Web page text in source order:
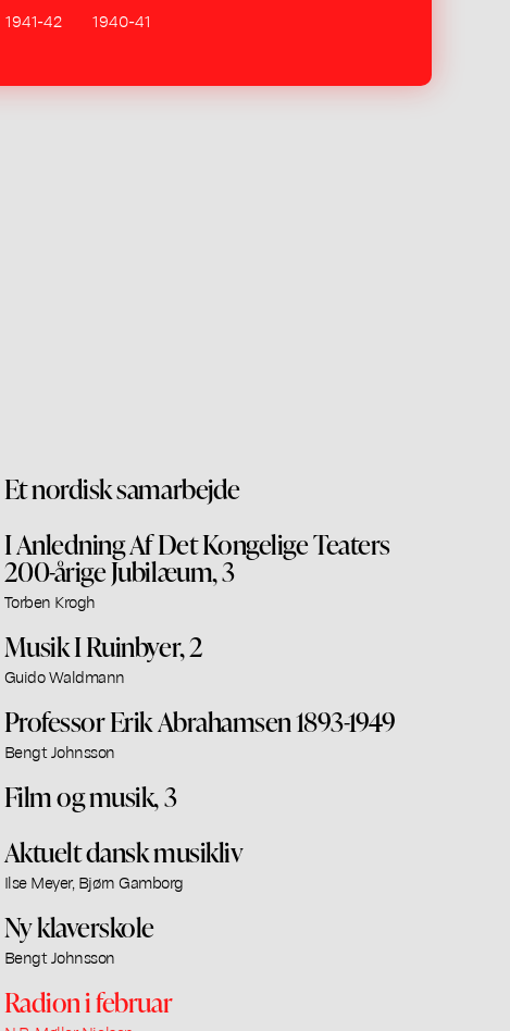
1941-42
1940-41
Et nordisk samarbejde
I Anledning Af Det Kongelige Teaters
200-årige Jubilæum, 3
Torben Krogh
Musik I Ruinbyer, 2
Guido Waldmann
Professor Erik Abrahamsen 1893-1949
Bengt Johnsson
Film og musik, 3
Aktuelt dansk musikliv
Ilse Meyer, Bjørn Gamborg
Ny klaverskole
Bengt Johnsson
Radion i februar